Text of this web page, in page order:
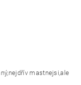
mastnejsi,ale